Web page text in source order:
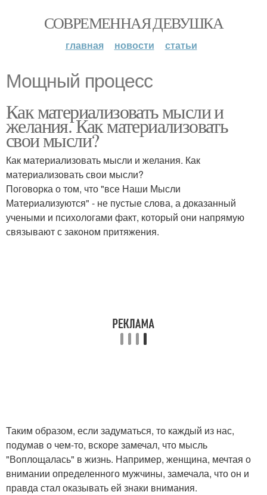
СОВРЕМЕННАЯ ДЕВУШКА
главная новости статьи
Мощный процесс
Как материализовать мысли и
желания. Как материализовать
свои мысли?
Как материализовать мысли и желания. Как
материализовать свои мысли?
Поговорка о том, что "все Наши Мысли
Материализуются" - не пустые слова, а доказанный
учеными и психологами факт, который они напрямую
связывают с законом притяжения.
Таким образом, если задуматься, то каждый из нас,
подумав о чем-то, вскоре замечал, что мысль
"Воплощалась" в жизнь. Например, женщина, мечтая о
внимании определенного мужчины, замечала, что он и
правда стал оказывать ей знаки внимания.